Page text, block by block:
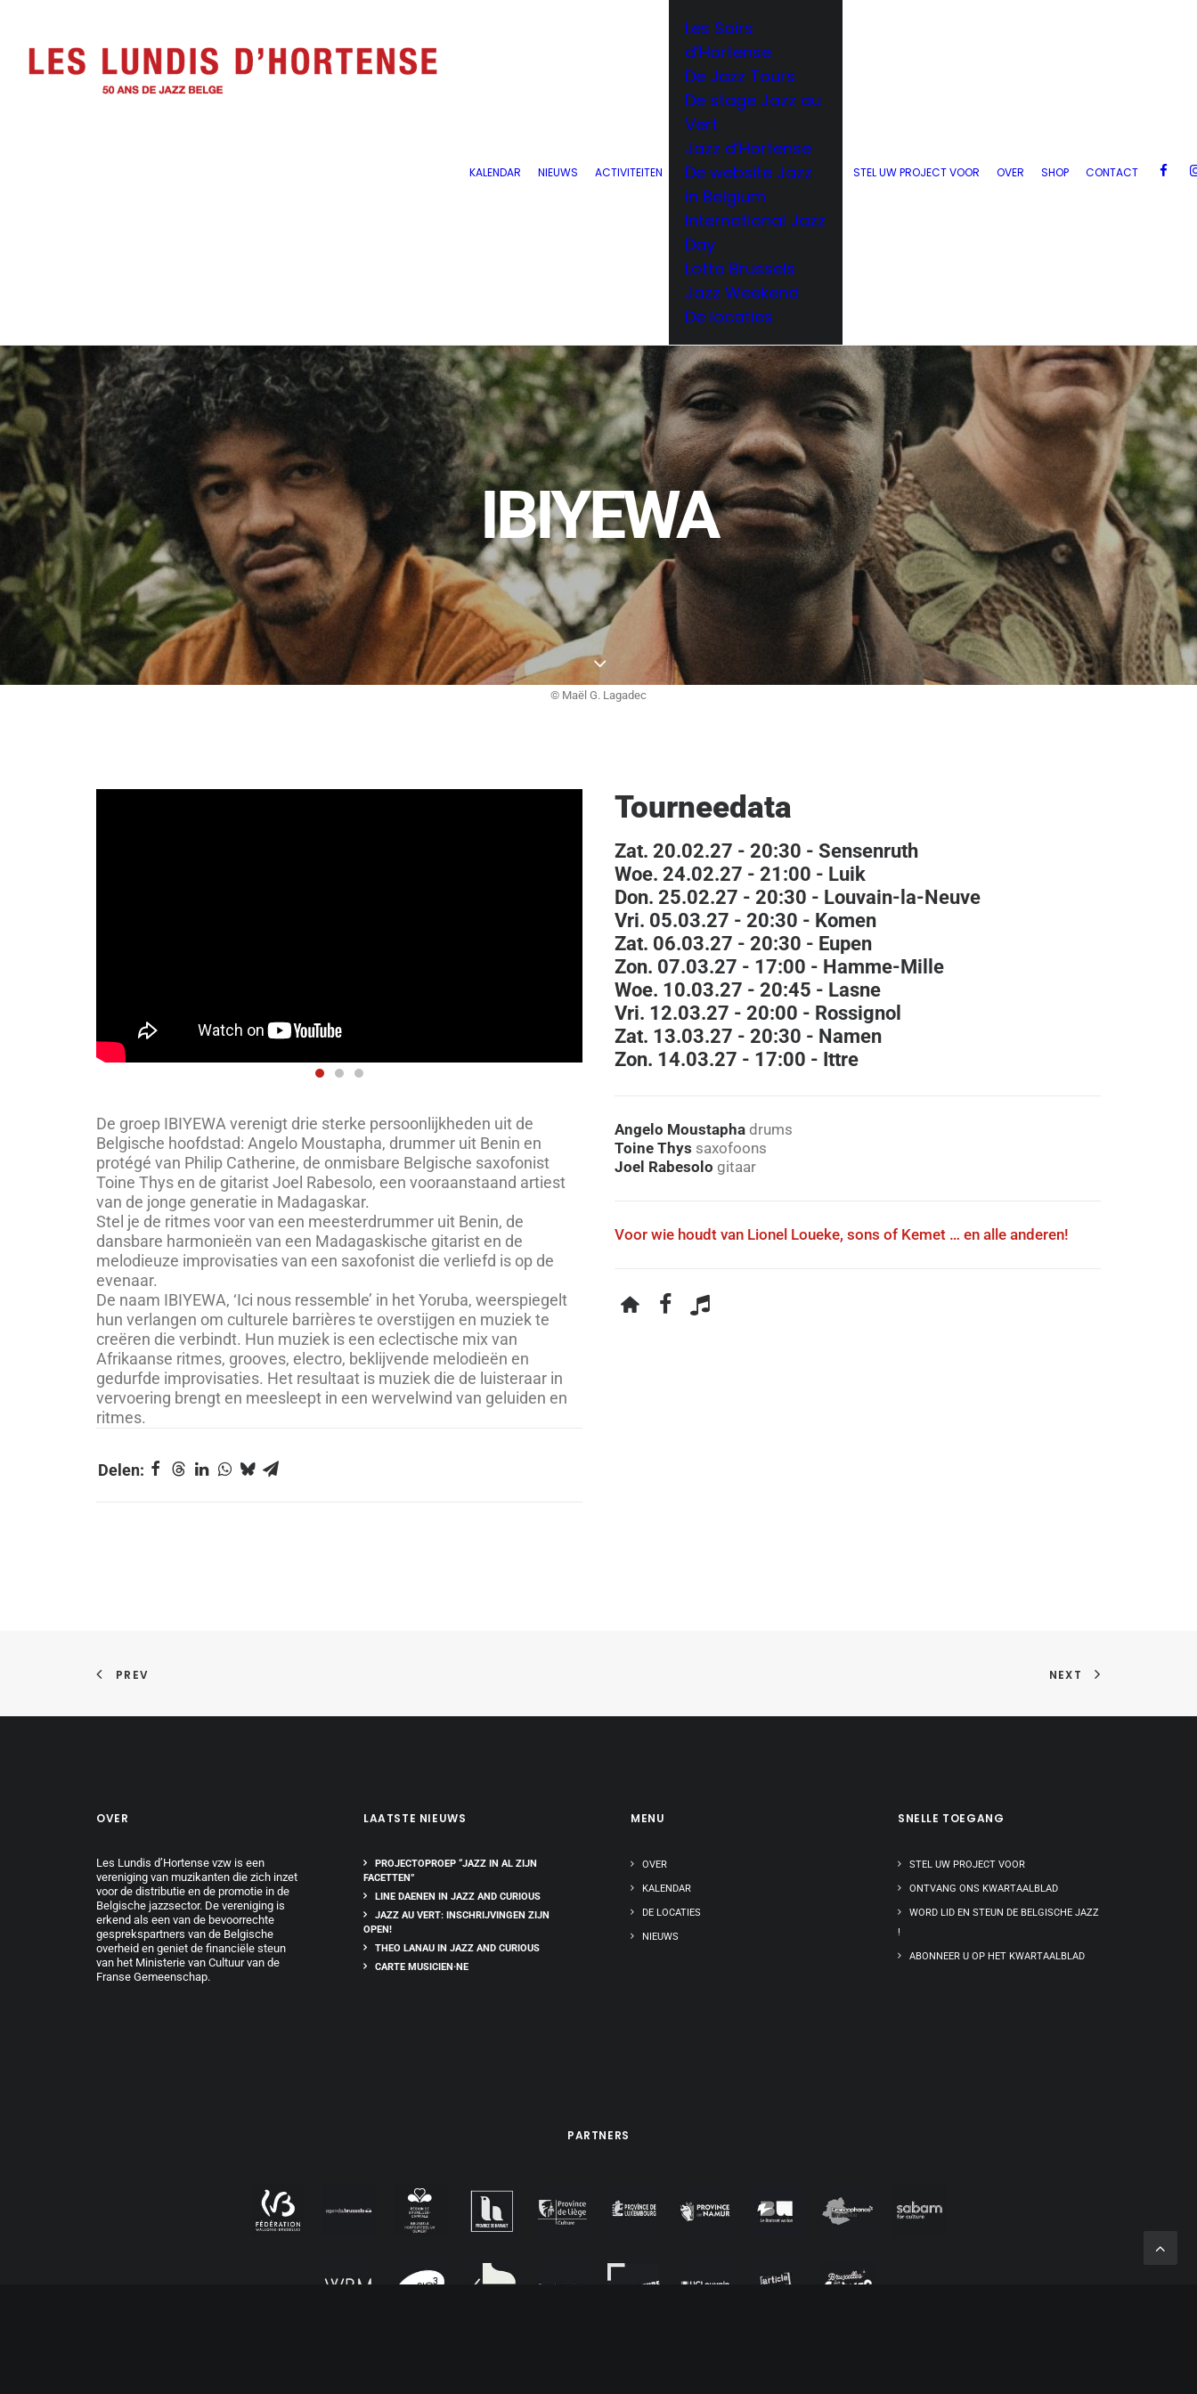
KALENDAR NIEUWS ACTIVITEITEN
Les Soirs
d’Hortense
De Jazz Tours
De stage Jazz au
Vert
Jazz d’Hortense
De website Jazz
in Belgium
International Jazz
Day
Lotto Brussels
Jazz Weekend
De locaties
STEL UW PROJECT VOOR OVER SHOP CONTACT
IBIYEWA
© Maël G. Lagadec
De groep IBIYEWA verenigt drie sterke persoonlijkheden uit de
Belgische hoofdstad: Angelo Moustapha, drummer uit Benin en
protégé van Philip Catherine, de onmisbare Belgische saxofonist
Toine Thys en de gitarist Joel Rabesolo, een vooraanstaand artiest
van de jonge generatie in Madagaskar.
Stel je de ritmes voor van een meesterdrummer uit Benin, de
dansbare harmonieën van een Madagaskische gitarist en de
melodieuze improvisaties van een saxofonist die verliefd is op de
evenaar.
De naam IBIYEWA, ‘Ici nous ressemble’ in het Yoruba, weerspiegelt
hun verlangen om culturele barrières te overstijgen en muziek te
creëren die verbindt. Hun muziek is een eclectische mix van
Afrikaanse ritmes, grooves, electro, beklijvende melodieën en
gedurfde improvisaties. Het resultaat is muziek die de luisteraar in
vervoering brengt en meesleept in een wervelwind van geluiden en
ritmes.
Tourneedata
Zat. 20.02.27 - 20:30 - Sensenruth
Woe. 24.02.27 - 21:00 - Luik
Don. 25.02.27 - 20:30 - Louvain-la-Neuve
Vri. 05.03.27 - 20:30 - Komen
Zat. 06.03.27 - 20:30 - Eupen
Zon. 07.03.27 - 17:00 - Hamme-Mille
Woe. 10.03.27 - 20:45 - Lasne
Vri. 12.03.27 - 20:00 - Rossignol
Zat. 13.03.27 - 20:30 - Namen
Zon. 14.03.27 - 17:00 - Ittre
Angelo Moustapha drums
Toine Thys saxofoons
Joel Rabesolo gitaar
Voor wie houdt van Lionel Loueke, sons of Kemet … en alle anderen!
PREV NEXT
OVER
Les Lundis d’Hortense vzw is een
vereniging van muzikanten die zich inzet
voor de distributie en de promotie in de
Belgische jazzsector. De vereniging is
erkend als een van de bevoorrechte
gesprekspartners van de Belgische
overheid en geniet de financiële steun
van het Ministerie van Cultuur van de
Franse Gemeenschap.
LAATSTE NIEUWS
PROJECTOPROEP “JAZZ IN AL ZIJN
FACETTEN”
LINE DAENEN IN JAZZ AND CURIOUS
JAZZ AU VERT: INSCHRIJVINGEN ZIJN
OPEN!
THEO LANAU IN JAZZ AND CURIOUS
CARTE MUSICIEN·NE
MENU
OVER
KALENDAR
DE LOCATIES
NIEUWS
SNELLE TOEGANG
STEL UW PROJECT VOOR
ONTVANG ONS KWARTAALBLAD
WORD LID EN STEUN DE BELGISCHE JAZZ
!
ABONNEER U OP HET KWARTAALBLAD
PARTNERS